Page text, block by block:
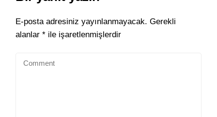
E-posta adresiniz yayınlanmayacak. Gerekli
alanlar * ile işaretlenmişlerdir